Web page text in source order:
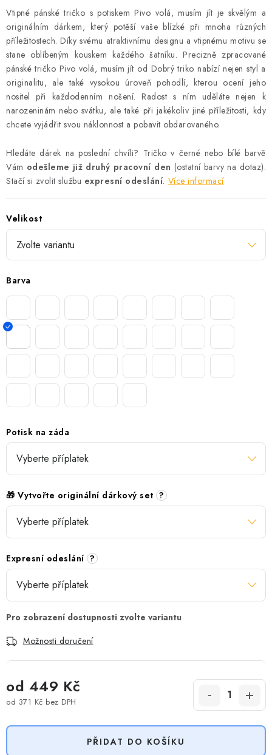
Vtipné pánské tričko s potiskem Pivo volá, musím jít je skvělým a
originálním dárkem, který potěší vaše blízké při mnoha různých
příležitostech. Díky svému atraktivnímu designu a vtipnému motivu se
stane oblíbeným kouskem každého šatníku. Precizně zpracované
pánské tričko Pivo volá, musím jít od Dobrý triko nabízí nejen styl a
originalitu, ale také vysokou úroveň pohodlí, kterou ocení jeho
nositel při každodenním nošení. Radost s ním uděláte nejen k
narozeninám nebo svátku, ale také při jakékoliv jiné příležitosti, kdy
chcete vyjádřit svou náklonnost a pobavit obdarovaného.
Hledáte dárek na poslední chvíli? Tričko v černé nebo bílé barvě
Vám odešleme již druhý pracovní den (ostatní barvy na dotaz).
Stačí si zvolit službu expresní odeslání. Více informací
Velikost
Barva
Potisk na záda
🎁 Vytvořte originální dárkový set ?
Expresní odeslání ?
Možnosti doručení
od 449 Kč
od 371 Kč bez DPH
PŘIDAT DO KOŠÍKU